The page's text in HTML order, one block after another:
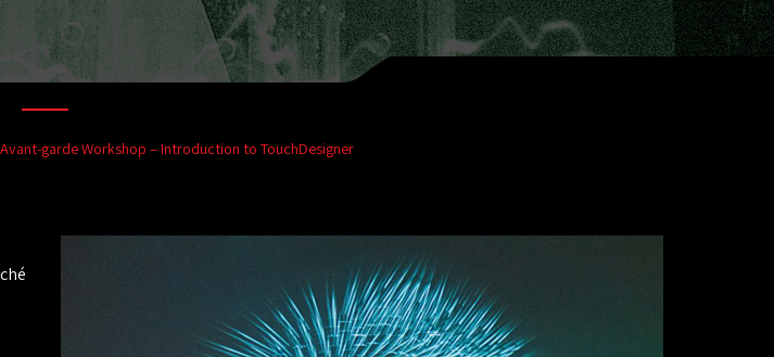
Avant-garde Workshop – Introduction to TouchDesigner